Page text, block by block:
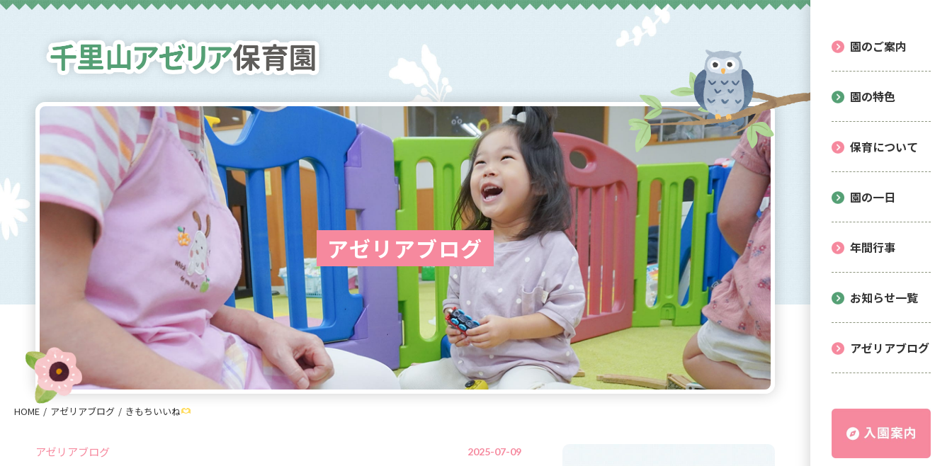
アゼリアブログ
HOME アゼリアブログ きもちいいね
アゼリアブログ 2025-07-09
園のご案内
園の特色
保育について
園の一日
年間行事
お知らせ一覧
アゼリアブログ